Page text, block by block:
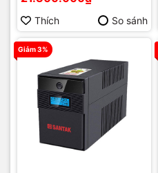
Thích So sánh
Giảm 3%